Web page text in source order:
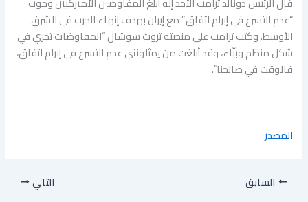
“عدم التسرع في إبرام اتفاق” مع إيران بهدف إنهاء الحرب في الشرق
الأوسط. وكتب ترامب على منصته تروث سوشال “المفاوضات تجري في
شكل منظم وبنّاء، وقد أبلغت من يمثلونني عدم التسرع في إبرام اتفاق،
فالوقت في صالحنا”.
المصدر
السابق التالي